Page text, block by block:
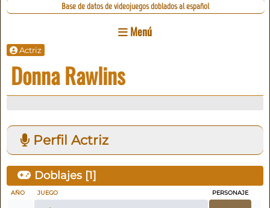
Base de datos de videojuegos doblados al español
Menú
Actriz
Donna Rawlins
Perfil Actriz
Doblajes [1]
AÑO JUEGO PERSONAJE